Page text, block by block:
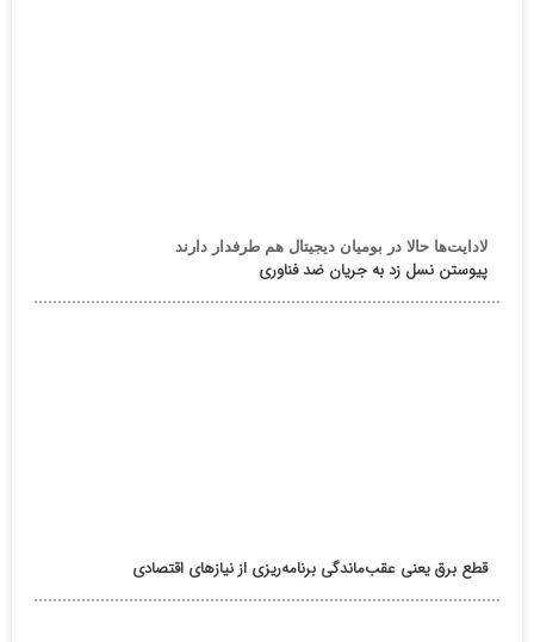
لادایت‌ها حالا در بومیان دیجیتال هم طرفدار دارند
پیوستن نسل زد به جریان ضد فناوری
قطع برق یعنی عقب‌ماندگی برنامه‌ریزی از نیازهای اقتصادی